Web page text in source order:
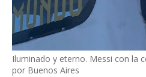
Iluminado y eterno. Messi con la
por Buenos Aires